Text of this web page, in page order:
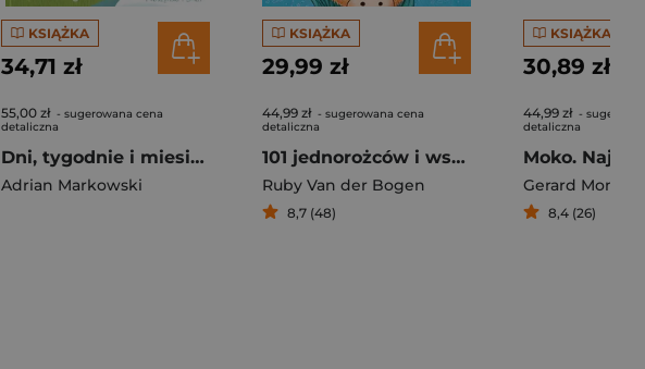
KSIĄŻKA
34,71 zł
55,00 zł - sugerowana cena
detaliczna
Dni, tygodnie i miesiące z sową, jeżem i zającem Ł
Adrian Markowski
KSIĄŻKA
29,99 zł
44,99 zł - sugerowana cena
detaliczna
101 jednorożców i wszystko, co musisz o nich wiedzieć
Ruby Van der Bogen
8,7 (48)
KSIĄŻKA
30,89 zł
44,99 zł -
detaliczna
Gerard
8,4 (26)